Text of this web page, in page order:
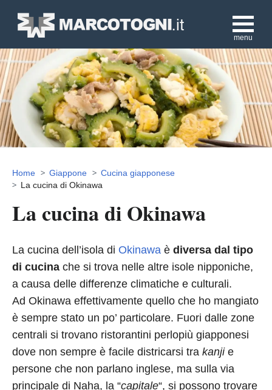
menu
Home Giappone
Cucina giapponese
La cucina di Okinawa
La cucina di Okinawa
La cucina dell’isola di Okinawa è diversa dal tipo
di cucina che si trova nelle altre isole nipponiche,
a causa delle differenze climatiche e culturali.
Ad Okinawa effettivamente quello che ho mangiato
è sempre stato un po’ particolare. Fuori dalle zone
centrali si trovano ristorantini perlopiù giapponesi
dove non sempre è facile districarsi tra kanjie
persone che non parlano inglese, ma sulla via
principale di Naha, la “capitale“, si possono trovare